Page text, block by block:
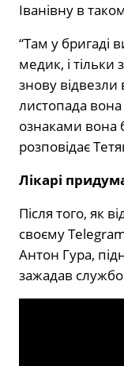
Іванівну в
“Там у бригаді
медик, і тільки
знову
листопада
ознаками вона
розповідає
Лікарі
Після того, як
своєму
Антон Гура,
зажадав